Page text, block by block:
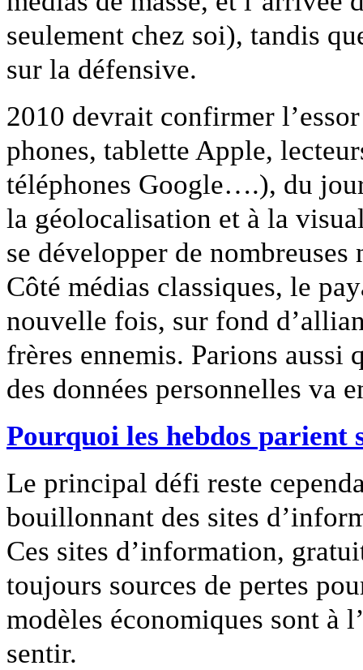
seulement chez soi), tandis
sur la défensive.
2010 devrait confirmer
phones, tablette Apple,
téléphones Google….), du
la géolocalisation et à la
se développer de
Côté médias classiques, le
nouvelle fois, sur fond
frères ennemis. Parions
des données personnelles va
Pourquoi les hebdos parient
Le principal défi reste
bouillonnant des sites
Ces sites d’information,
toujours sources de pertes
modèles économiques sont à
sentir.